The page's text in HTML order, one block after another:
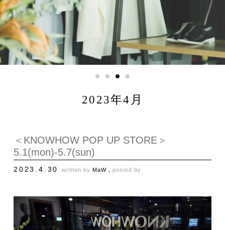
2023年4月
＜KNOWHOW POP UP STORE＞
5.1(mon)-5.7(sun)
2023.4.30 written by MaW , posted by